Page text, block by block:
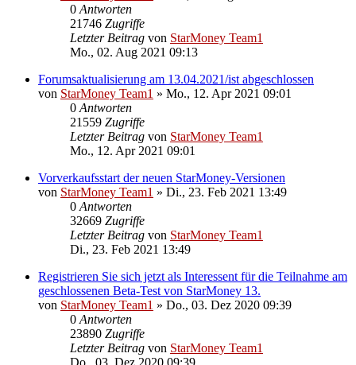
0 Antworten
21746 Zugriffe
Letzter Beitrag von StarMoney Team1
Mo., 02. Aug 2021 09:13
Forumsaktualisierung am 13.04.2021/ist abgeschlossen
von StarMoney Team1 » Mo., 12. Apr 2021 09:01
0 Antworten
21559 Zugriffe
Letzter Beitrag von StarMoney Team1
Mo., 12. Apr 2021 09:01
Vorverkaufsstart der neuen StarMoney-Versionen
von StarMoney Team1 » Di., 23. Feb 2021 13:49
0 Antworten
32669 Zugriffe
Letzter Beitrag von StarMoney Team1
Di., 23. Feb 2021 13:49
Registrieren Sie sich jetzt als Interessent für die Teilnahme am
geschlossenen Beta-Test von StarMoney 13.
von StarMoney Team1 » Do., 03. Dez 2020 09:39
0 Antworten
23890 Zugriffe
Letzter Beitrag von StarMoney Team1
Do., 03. Dez 2020 09:39